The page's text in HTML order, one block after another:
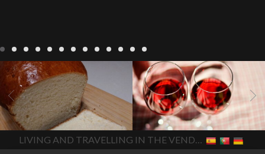
Recepten Wonen
baken in
Frankrijk bakken in de
Vendee
brood bakken
brood met gist gist brood
het beste brood hoe moet
ik brood bakken is melk
brood gezond is melkbrood
gezond mama's brood melk
brood melk brood en
In The Vendee
Blog Wonen beaujolais
2022 Beaujolais Nouveau
2022 De wijnmakers laten
de druiventrossen gisten in
een anaërobe donderdag
17 november 2022 is
beaujolais dag hoe lang is
Beaujolais Nouveau
houdbaar hoeveel flessen
In The Vendee
LIVING AND TRAVELLING IN THE VENDÉE